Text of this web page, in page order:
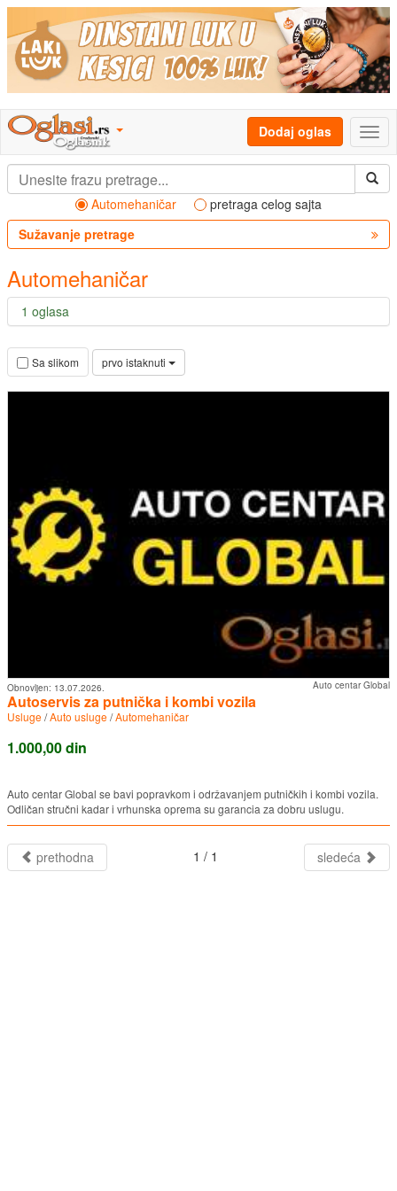
Dodaj oglas
Automehaničar
pretraga celog sajta
Sužavanje pretrage
Automehaničar
1 oglasa
Sa slikom prvo istaknuti
Auto centar Global
Obnovljen: 13.07.2026.
Autoservis za putnička i kombi vozila
Usluge/Auto usluge/Automehaničar
1.000,00 din
Auto centar Global se bavi popravkom i održavanjem putničkih i kombi vozila.
Odličan stručni kadar i vrhunska oprema su garancia za dobru uslugu.
prethodna 1 / 1 sledeća